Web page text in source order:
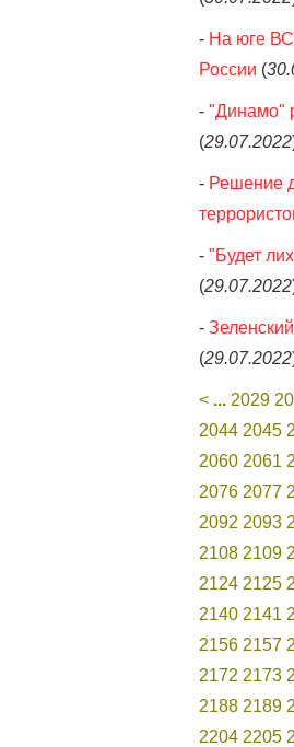
- На юге
России (
- "Динамо"
(29.07.2022
- Решение
- "Будет
(29.07.2022
-
(29.07.2022
< ... 2029
2044 2045
2060 2061
2076 2077
2092 2093
2108 2109
2124 2125
2140 2141
2156 2157
2172 2173
2188 2189
2204 2205